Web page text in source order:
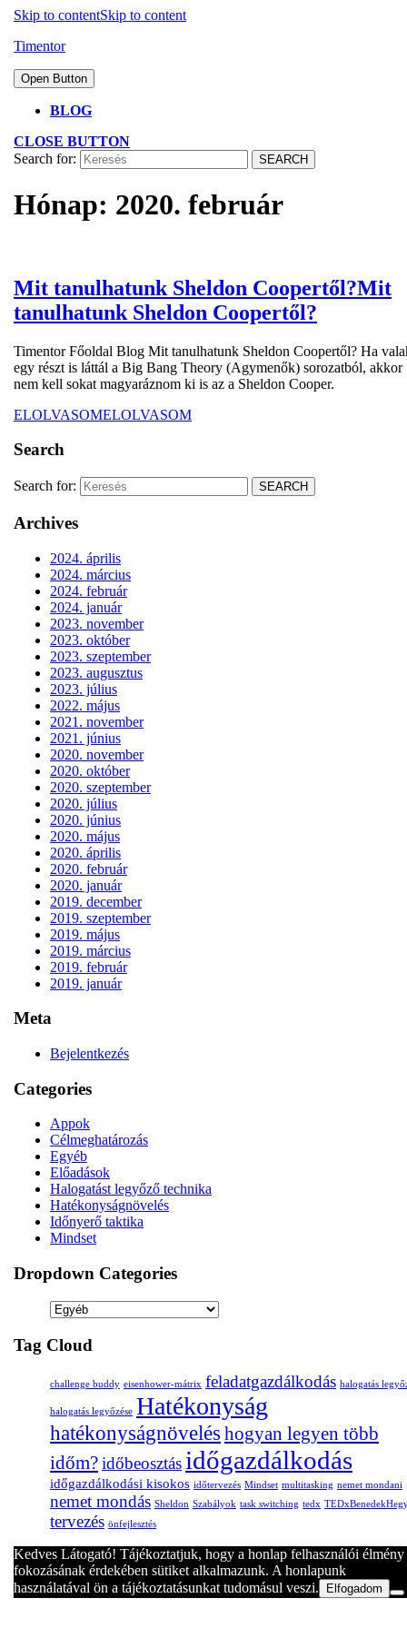
Skip to contentSkip to content
Timentor
Open Button
BLOG
CLOSE BUTTON
Search for:
Hónap: 2020. február
Mit tanulhatunk Sheldon Coopertől?Mit
tanulhatunk Sheldon Coopertől?
Timentor Főoldal Blog Mit tanulhatunk Sheldon Coopertől? Ha
egy részt is láttál a Big Bang Theory (Agymenők) sorozatból, akkor
nem kell sokat magyaráznom ki is az a Sheldon Cooper.
ELOLVASOMELOLVASOM
Search
Search for:
Archives
2024. április
2024. március
2024. február
2024. január
2023. november
2023. október
2023. szeptember
2023. augusztus
2023. július
2022. május
2021. november
2021. június
2020. november
2020. október
2020. szeptember
2020. július
2020. június
2020. május
2020. április
2020. február
2020. január
2019. december
2019. szeptember
2019. május
2019. március
2019. február
2019. január
Meta
Bejelentkezés
Categories
Appok
Célmeghatározás
Egyéb
Előadások
Halogatást legyőző technika
Hatékonyságnövelés
Időnyerő taktika
Mindset
Dropdown Categories
Tag Cloud
challenge buddy eisenhower-mátrix feladatgazdálkodás halogatás
halogatás legyőzése Hatékonyság
hatékonyságnövelés hogyan legyen több
időm?időbeosztás időgazdálkodás
időgazdálkodási kisokos időtervezés Mindset multitasking nemet mondani
nemet mondás Sheldon Szabályok task switching tedx
tervezés önfejlesztés
Kedves Látogató! Tájékoztatjuk, hogy a honlap felhasználói élmény
fokozásának érdekében sütiket alkalmazunk. A honlapunk
használatával ön a tájékoztatásunkat tudomásul veszi.
Elfogadom